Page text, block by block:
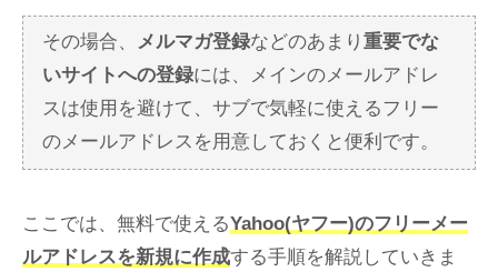
その場合、 メルマガ登録などのあまり 重要でな
いサイトへの登録には、メインのメールアドレ
スは使用を避けて、サブで気軽に使えるフリー
のメールアドレスを用意しておくと便利です。
ここでは、無料で使えるYahoo(ヤフー)のフリーメー
ルアドレスを新規に作成する手順を解説していきま